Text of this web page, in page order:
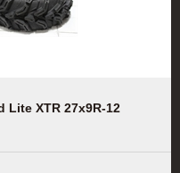
Lite XTR 27x9R-12